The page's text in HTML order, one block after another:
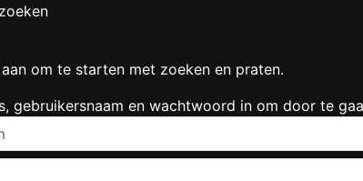
om te starten met zoeken en praten.
gebruikersnaam en wachtwoord in om door te